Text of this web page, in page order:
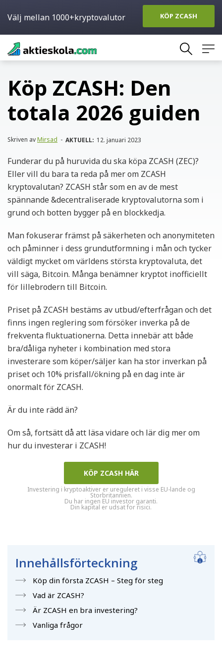
Skip
to
Köp ZCASH: Den
totala 2026 guiden
Skriven avMirsad - AKTUELL: 12. januari 2023
Funderar du på huruvida du ska köpa ZCASH (ZEC)?
Eller vill du bara ta reda på mer om ZCASH
kryptovalutan? ZCASH står som en av de mest
spännande &decentraliserade kryptovalutorna som i
grund och botten bygger på en blockkedja.
Man fokuserar främst på säkerheten och anonymiteten
och påminner i dess grundutformning i mån och tycker
väldigt mycket om världens största kryptovaluta, det
vill säga, Bitcoin. Många benämner kryptot inofficiellt
för lillebrodern till Bitcoin.
Priset på ZCASH bestäms av utbud/efterfrågan och det
finns ingen reglering som försöker inverka på de
frekventa fluktuationerna. Detta innebär att både
bra/dåliga nyheter i kombination med stora
investerare som köper/säljer kan ha stor inverkan på
priset och 10% prisfall/ökning på en dag inte är
onormalt för ZCASH.
Är du inte rädd än?
Om så, fortsätt då att läsa vidare och lär dig mer om
hur du investerar i ZCASH!
KÖP ZCASH HÄR
Investering i kryptoaktiver er ureguleret i visse EU-lande og
Storbritannien.
Du har ingen EU investor garanti.
Din kapital er udsat for risici.
Innehållsförteckning
Köp din första ZCASH – Steg för steg
Vad är ZCASH?
Är ZCASH en bra investering?
Vanliga frågor
Välj mellan 1000+kryptovalutor KÖP ZCASH